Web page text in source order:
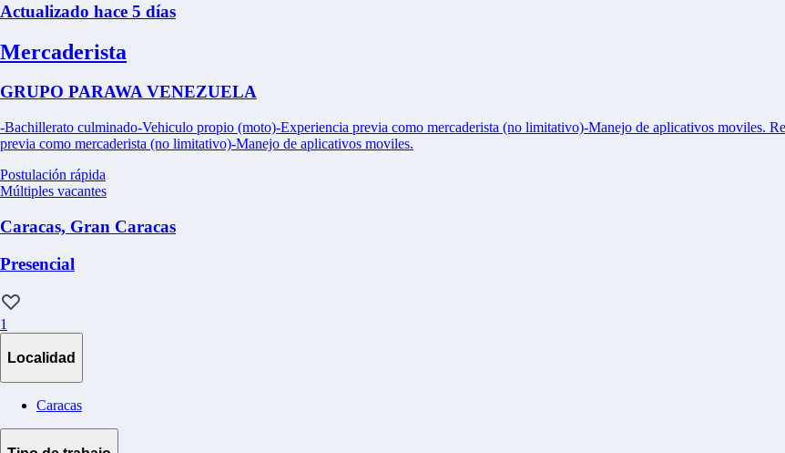
Actualizado hace 5 días
Mercaderista
GRUPO PARAWA VENEZUELA
-Bachillerato culminado-Vehiculo propio (moto)-Experiencia previa como mercaderista (no limitativo)-Manejo de aplicativos moviles.
previa como mercaderista (no limitativo)-Manejo de aplicativos moviles.
Postulación rápida
Múltiples vacantes
Caracas, Gran Caracas
Presencial
1
Localidad
Caracas